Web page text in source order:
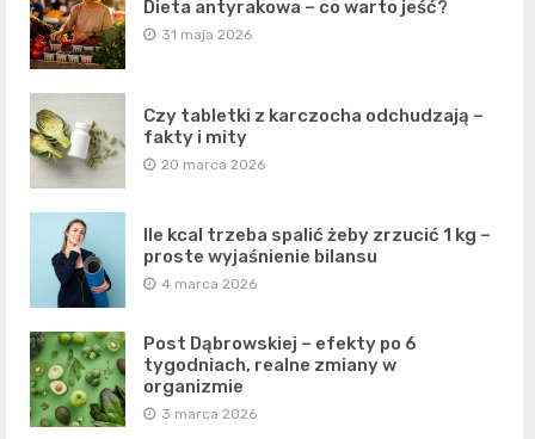
Dieta antyrakowa – co warto jeść?
31 maja 2026
Czy tabletki z karczocha odchudzają –
fakty i mity
20 marca 2026
Ile kcal trzeba spalić żeby zrzucić 1 kg –
proste wyjaśnienie bilansu
4 marca 2026
Post Dąbrowskiej – efekty po 6
tygodniach, realne zmiany w
organizmie
3 marca 2026